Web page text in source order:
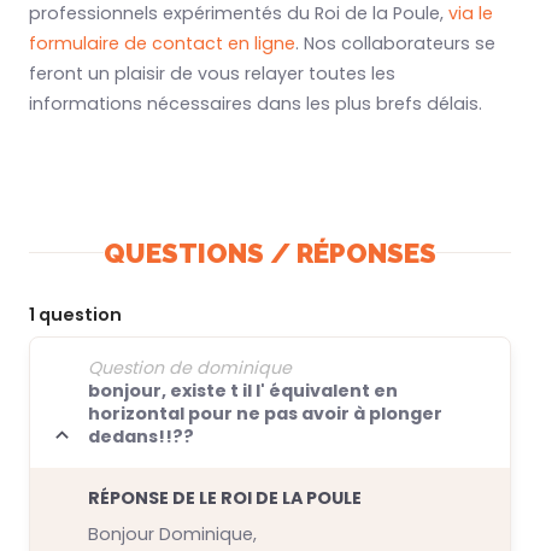
professionnels expérimentés du Roi de la Poule, via le
formulaire de contact en ligne. Nos collaborateurs se
feront un plaisir de vous relayer toutes les
informations nécessaires dans les plus brefs délais.
QUESTIONS / RÉPONSES
1 question
Question de dominique
bonjour, existe t il l' équivalent en
horizontal pour ne pas avoir à plonger
dedans!!??
RÉPONSE DE LE ROI DE LA POULE
Bonjour Dominique,